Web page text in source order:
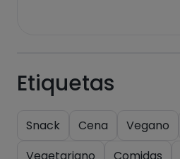
Etiquetas
Snack Cena Vegano
Vegetariano
Comidas